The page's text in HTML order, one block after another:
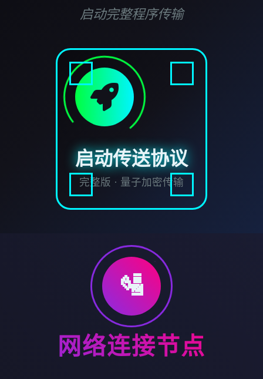
启动完整程序传输
启动传送协议
完整版 · 量子加密传输
🛂
网络连接节点